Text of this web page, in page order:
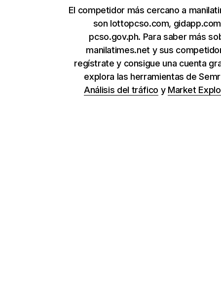
El competidor más cercano a
son lottopcso.com,
pcso.gov.ph. Para saber más
manilatimes.net y sus
regístrate y consigue una cuenta
explora las herramientas de
Análisis del tráfico y Market